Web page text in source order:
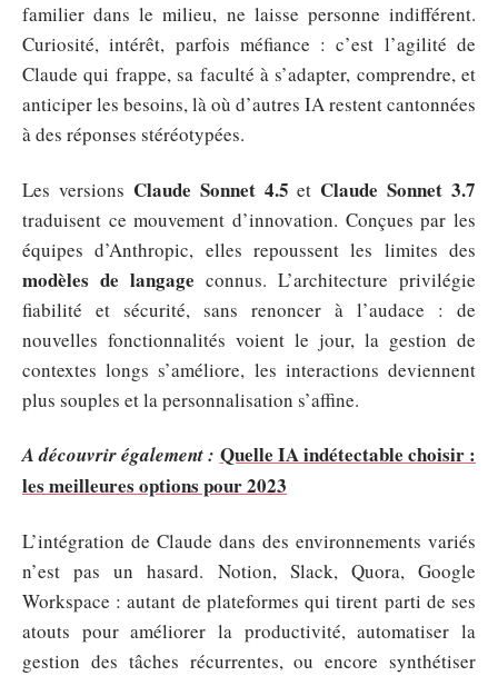
familier dans le milieu, ne laisse personne indifférent.
Curiosité, intérêt, parfois méfiance : c’est l’agilité de
Claude qui frappe, sa faculté à s’adapter, comprendre, et
anticiper les besoins, là où d’autres IA restent cantonnées
à des réponses stéréotypées.
Les versions Claude Sonnet 4.5 et Claude Sonnet 3.7
traduisent ce mouvement d’innovation. Conçues par les
équipes d’Anthropic, elles repoussent les limites des
modèles de langage connus. L’architecture privilégie
fiabilité et sécurité, sans renoncer à l’audace : de
nouvelles fonctionnalités voient le jour, la gestion de
contextes longs s’améliore, les interactions deviennent
plus souples et la personnalisation s’affine.
A découvrir également : Quelle IA indétectable choisir :
les meilleures options pour 2023
L’intégration de Claude dans des environnements variés
n’est pas un hasard. Notion, Slack, Quora, Google
Workspace : autant de plateformes qui tirent parti de ses
atouts pour améliorer la productivité, automatiser la
gestion des tâches récurrentes, ou encore synthétiser